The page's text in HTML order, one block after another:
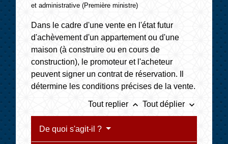
et administrative (Première ministre)
Dans le cadre d'une vente en l'état futur
d'achèvement d'un appartement ou d'une
maison (à construire ou en cours de
construction), le promoteur et l'acheteur
peuvent signer un contrat de réservation. Il
détermine les conditions précises de la vente.
Tout replier keyboard_arrow_up Tout déplier keyboard_arrow_down
De quoi s'agit-il ?